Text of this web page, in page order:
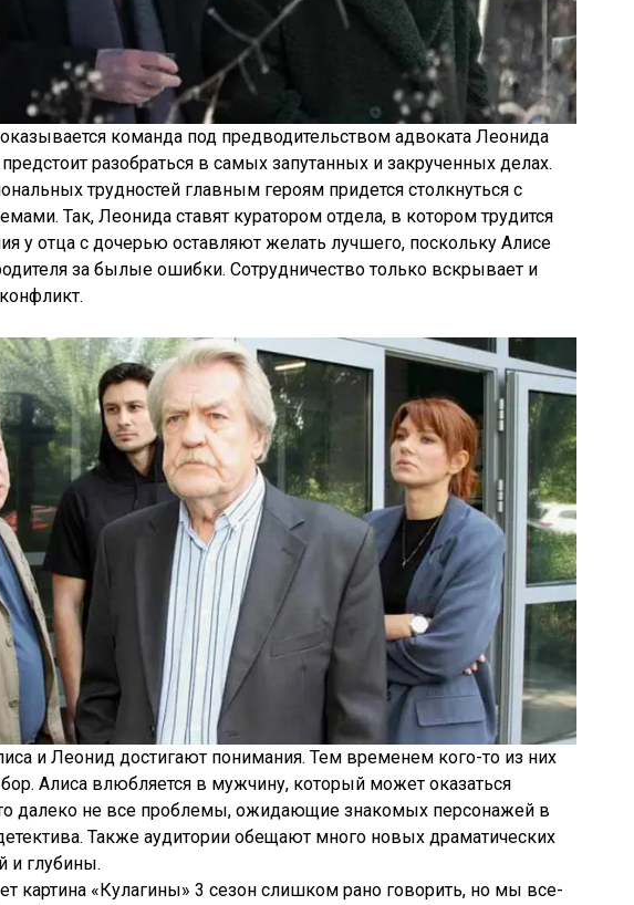
команда под предводительством адвоката Леонида
разобраться в самых запутанных и закрученных делах.
трудностей главным героям придется столкнуться с
Так, Леонида ставят куратором отдела, в котором трудится
у отца с дочерью оставляют желать лучшего, поскольку Алисе
за былые ошибки. Сотрудничество только вскрывает и
и Леонид достигают понимания. Тем временем кого-то из них
Алиса влюбляется в мужчину, который может оказаться
далеко не все проблемы, ожидающие знакомых персонажей в
Также аудитории обещают много новых драматических
и глубины.
картина «Кулагины» 3 сезон слишком рано говорить, но мы все-